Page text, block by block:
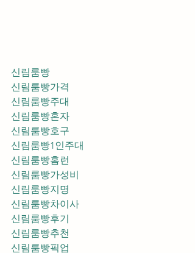
신림룸빵
신림룸빵가격
신림룸빵주대
신림룸빵혼자
신림룸빵호구
신림룸빵1인주대
신림룸빵홈런
신림룸빵가성비
신림룸빵지명
신림룸빵차이사
신림룸빵후기
신림룸빵추천